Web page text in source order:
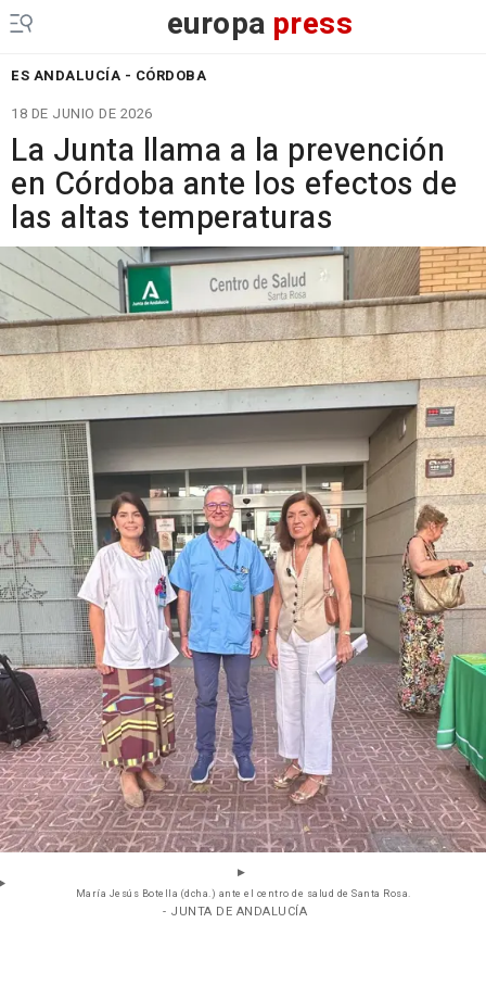
europa press
ES ANDALUCÍA - CÓRDOBA
18 DE JUNIO DE 2026
La Junta llama a la prevención
en Córdoba ante los efectos de
las altas temperaturas
María Jesús Botella (dcha.) ante el centro de salud de Santa Rosa.
- JUNTA DE ANDALUCÍA